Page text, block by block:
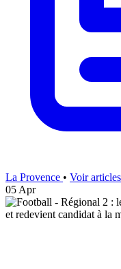
La Provence • Voir
05 Apr